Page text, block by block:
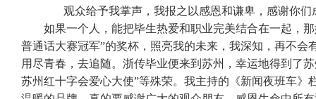
观众给予我掌声，我报之以感恩和谦卑，感谢你
如果一个人，能把毕生热爱和职业完美结合在一起，
普通话大赛冠军”的奖杯，照亮我的未来，我深知，再不
用尽青春，去追随。浙传毕业便来到苏州，幸运地得到了
苏州红十字会爱心大使”等殊荣。我主持的《新闻夜班车